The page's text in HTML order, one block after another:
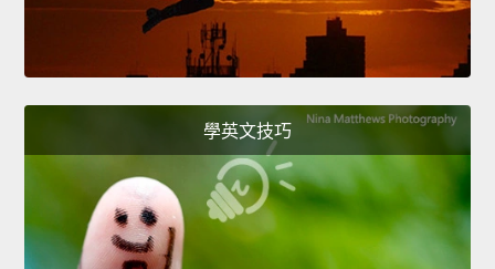
學英文技巧